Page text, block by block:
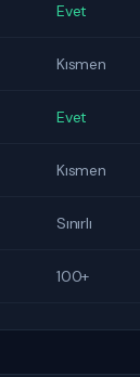
Evet
Kısmen
Evet
Kısmen
Sınırlı
100+